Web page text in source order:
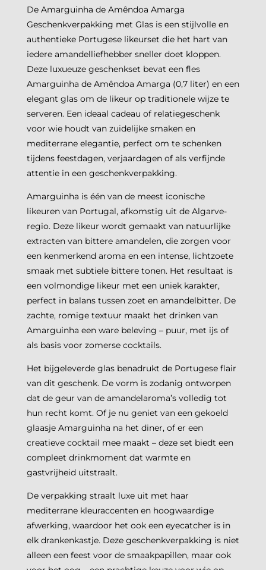
De Amarguinha de Amêndoa Amarga
Geschenkverpakking met Glas is een stijlvolle en
authentieke Portugese likeurset die het hart van
iedere amandelliefhebber sneller doet kloppen.
Deze luxueuze geschenkset bevat een fles
Amarguinha de Amêndoa Amarga (0,7 liter) en een
elegant glas om de likeur op traditionele wijze te
serveren. Een ideaal cadeau of relatiegeschenk
voor wie houdt van zuidelijke smaken en
mediterrane elegantie, perfect om te schenken
tijdens feestdagen, verjaardagen of als verfijnde
attentie in een geschenkverpakking.
Amarguinha is één van de meest iconische
likeuren van Portugal, afkomstig uit de Algarve-
regio. Deze likeur wordt gemaakt van natuurlijke
extracten van bittere amandelen, die zorgen voor
een kenmerkend aroma en een intense, lichtzoete
smaak met subtiele bittere tonen. Het resultaat is
een volmondige likeur met een uniek karakter,
perfect in balans tussen zoet en amandelbitter. De
zachte, romige textuur maakt het drinken van
Amarguinha een ware beleving – puur, met ijs of
als basis voor zomerse cocktails.
Het bijgeleverde glas benadrukt de Portugese flair
van dit geschenk. De vorm is zodanig ontworpen
dat de geur van de amandelaroma’s volledig tot
hun recht komt. Of je nu geniet van een gekoeld
glaasje Amarguinha na het diner, of er een
creatieve cocktail mee maakt – deze set biedt een
compleet drinkmoment dat warmte en
gastvrijheid uitstraalt.
De verpakking straalt luxe uit met haar
mediterrane kleuraccenten en hoogwaardige
afwerking, waardoor het ook een eyecatcher is in
elk drankenkastje. Deze geschenkverpakking is niet
alleen een feest voor de smaakpapillen, maar ook